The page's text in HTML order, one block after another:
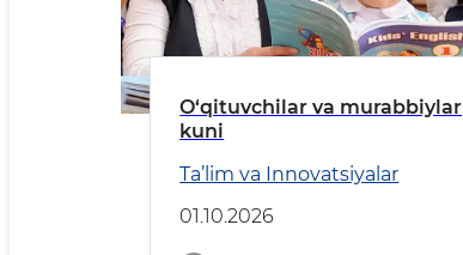
O‘qituvchilar va murabbiylar
kuni
Ta’lim va Innovatsiyalar
01.10.2026